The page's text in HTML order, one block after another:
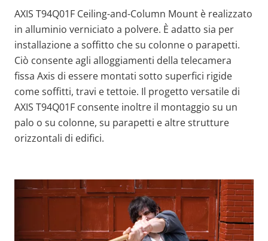
AXIS T94Q01F Ceiling-and-Column Mount è realizzato
in alluminio verniciato a polvere. È adatto sia per
installazione a soffitto che su colonne o parapetti.
Ciò consente agli alloggiamenti della telecamera
fissa Axis di essere montati sotto superfici rigide
come soffitti, travi e tettoie. Il progetto versatile di
AXIS T94Q01F consente inoltre il montaggio su un
palo o su colonne, su parapetti e altre strutture
orizzontali di edifici.